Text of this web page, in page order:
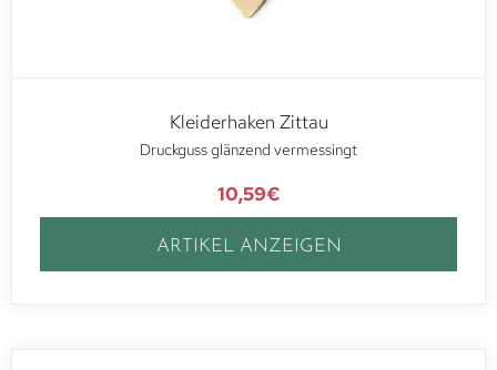
Kleiderhaken Zittau
Druckguss glänzend vermessingt
10,59€
ARTIKEL ANZEIGEN